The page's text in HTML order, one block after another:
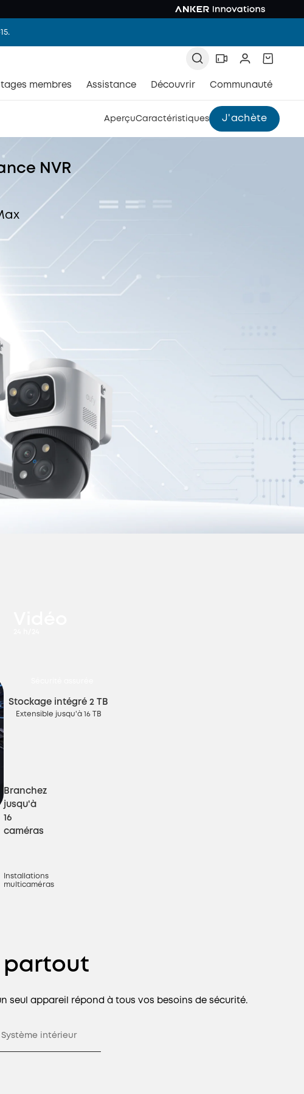
membres Assistance Découvrir Communauté
AperçuCaractéristiques J'achète
NVR
Stockage intégré 2 TB
Extensible jusqu'à 16 TB
Branchez
jusqu'à
16
caméras
Installations
multicaméras
partout
seul appareil répond à tous vos besoins de sécurité.
Système intérieur